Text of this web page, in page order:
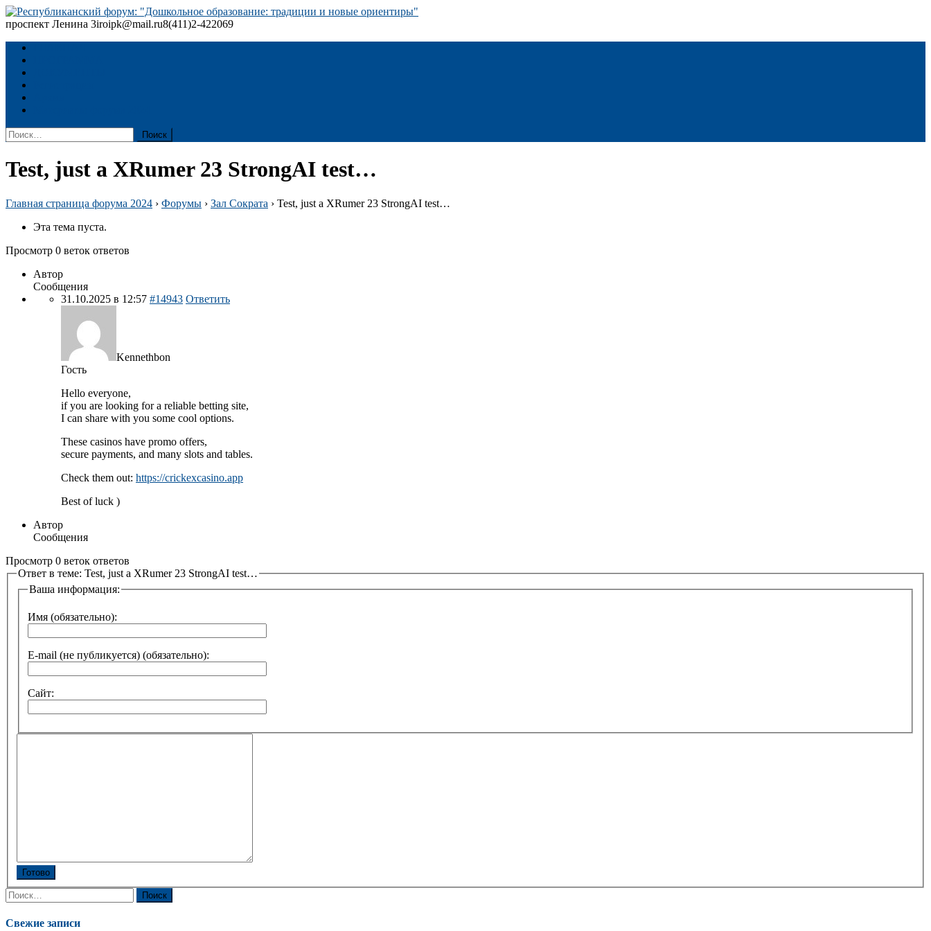
Skip
to
проспект Ленина 3iroipk@mail.ru8(411)2-422069
Найти:
Test, just a XRumer 23 StrongAI test…
Главная страница форума 2024 › Форумы › Зал Сократа › Test, just a XRumer 23 StrongAI test…
Эта тема пуста.
Просмотр 0 веток ответов
Автор
Сообщения
31.10.2025 в 12:57 #14943 Ответить
Kennethbon
Гость
Hello everyone,
if you are looking for a reliable betting site,
I can share with you some cool options.
These casinos have promo offers,
secure payments, and many slots and tables.
Check them out: https://crickexcasino.app
Best of luck )
Автор
Сообщения
Просмотр 0 веток ответов
Ответ в теме: Test, just a XRumer 23 StrongAI test…
Ваша информация:
Имя (обязательно):
E-mail (не публикуется) (обязательно):
Сайт:
Готово
Найти:
Свежие записи